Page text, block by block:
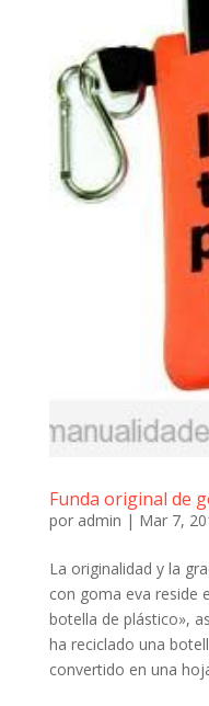
Funda original de
por admin | Mar 7,
La originalidad y la
con goma eva reside
botella de plástico»,
ha reciclado una
convertido en una